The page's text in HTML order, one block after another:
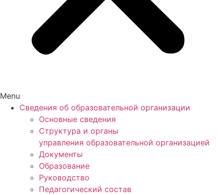
Menu
Сведения об образовательной организации
Основные сведения
Структура и органы
управления образовательной организацией
Документы
Образование
Руководство
Педагогический состав